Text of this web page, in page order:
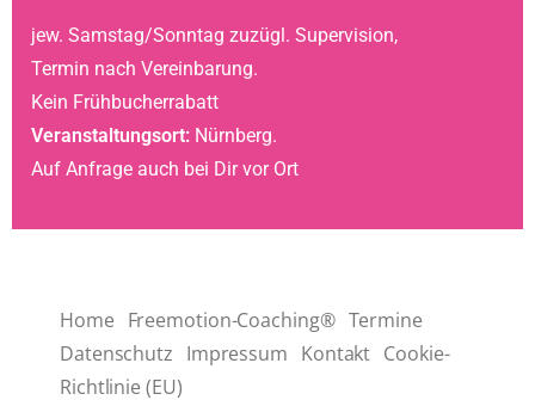
jew. Samstag/Sonntag zuzügl. Supervision,
Termin nach Vereinbarung.
Kein Frühbucherrabatt
Veranstaltungsort: Nürnberg.
Auf Anfrage auch bei Dir vor Ort
Home Freemotion-Coaching® Termine
Datenschutz Impressum Kontakt Cookie-
Richtlinie (EU)